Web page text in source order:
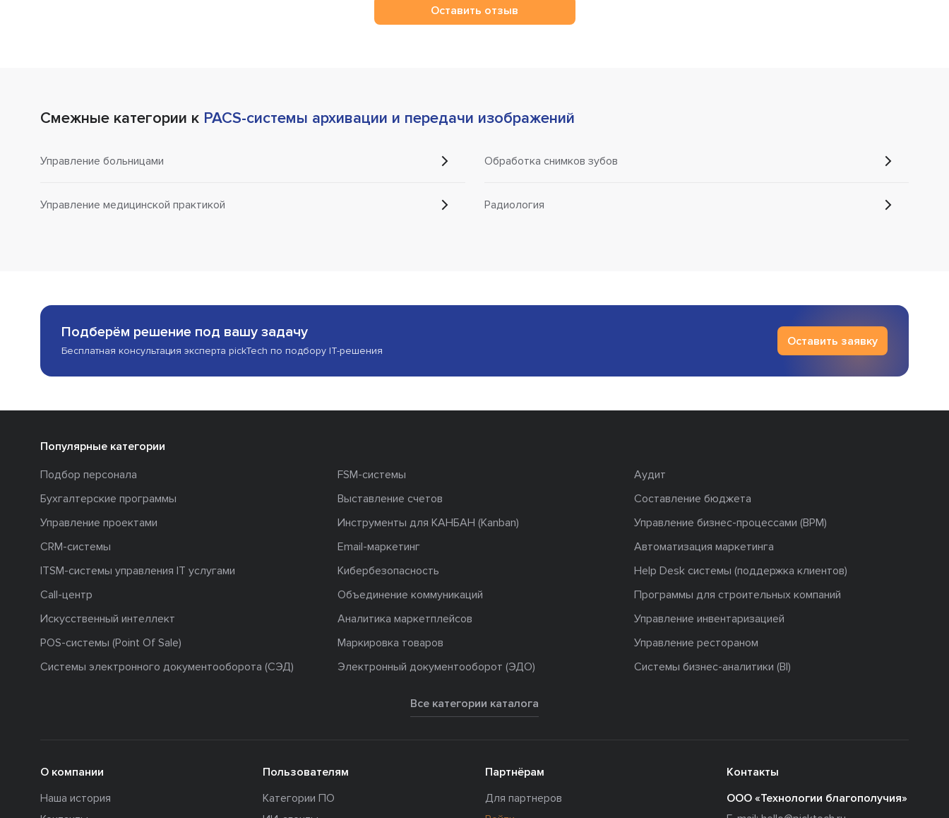
Оставить отзыв
Смежные категории к PACS-системы архивации и передачи изображений
Управление больницами
Управление медицинской практикой
Обработка снимков зубов
Радиология
Подберём решение под вашу задачу
Бесплатная консультация эксперта pickTech по подбору IT-решения
Оставить заявку
Популярные категории
Подбор персонала
FSM-системы
Аудит
Бухгалтерские программы
Выставление счетов
Составление бюджета
Управление проектами
Инструменты для КАНБАН (Kanban)
Управление бизнес-процессами (BPM)
CRM-системы
Email-маркетинг
Автоматизация маркетинга
ITSM-системы управления IT услугами
Кибербезопасность
Help Desk системы (поддержка клиентов)
Call-центр
Объединение коммуникаций
Программы для строительных компаний
Искусственный интеллект
Аналитика маркетплейсов
Управление инвентаризацией
POS-системы (Point Of Sale)
Маркировка товаров
Управление рестораном
Системы электронного документооборота (СЭД)
Электронный документооборот (ЭДО) Системы бизнес-аналитики (BI)
Все категории каталога
О компании
Наша история
Пользователям
Категории ПО
Партнёрам
Для партнеров
Контакты
ООО «Технологии благополучия»